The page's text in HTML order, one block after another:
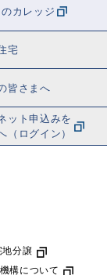
カレッジ
宅
皆さまへ
ット申込みを
（ログイン）
地分譲
構について